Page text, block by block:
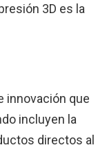
3D es la
innovación que
incluyen la
directos al